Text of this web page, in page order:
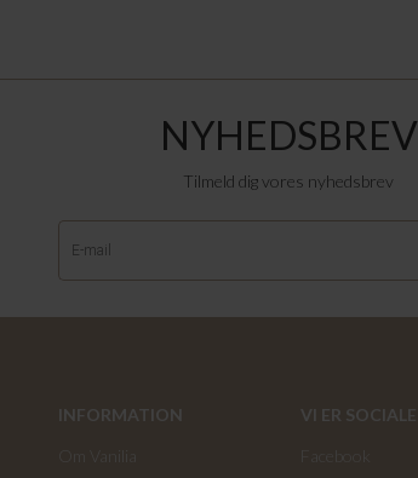
NYHEDSBREV
Tilmeld dig vores nyhedsbrev
INFORMATION
VI ER SOCIALE